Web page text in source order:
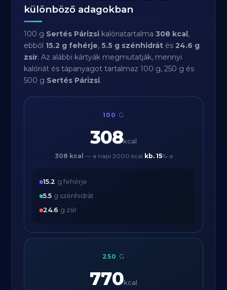
különböző adagokban
100 g Sertés Párizsi kalóriatartalma308 kcal,
ebből 15.2 g fehérje,5.5 g szénhidrát és24.6 g
zsír. Az alábbi kártyák megmutatják, mennyi
kalóriát és tápanyagot tartalmaz 100 g, 250 g és
500 g Sertés Párizsi.
100 G
308kcal
308 kcal — a napi 2000 kcal kb. 15%-a
15.2 g fehérje
5.5 g szénhidrát
24.6 g zsír
250 G
770kcal